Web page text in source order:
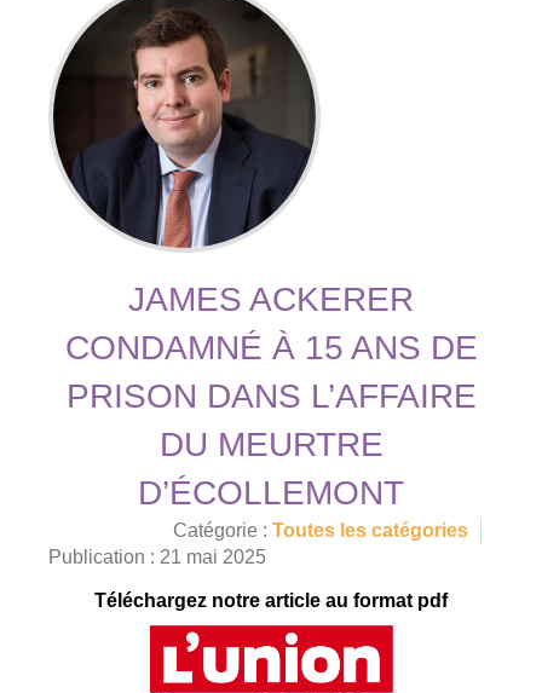
JAMES ACKERER
CONDAMNÉ À 15 ANS DE
PRISON DANS L’AFFAIRE
DU MEURTRE
D’ÉCOLLEMONT
Catégorie : Toutes les catégories
Publication : 21 mai 2025
Téléchargez notre article au format pdf